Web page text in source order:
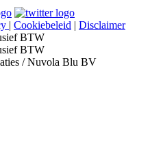
| Cookiebeleid | Disclaimer
BTW
BTW
/ Nuvola Blu BV